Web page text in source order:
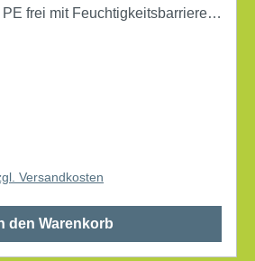
frei mit Feuchtigkeitsbarriere.
Versandkosten
den Warenkorb